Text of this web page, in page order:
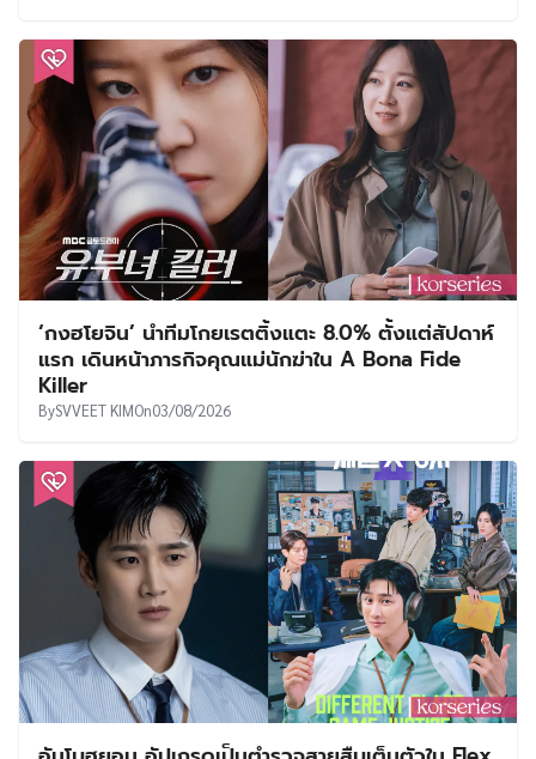
‘กงฮโยจิน’ นำทีมโกยเรตติ้งแตะ 8.0% ตั้งแต่สัปดาห์
แรก เดินหน้าภารกิจคุณแม่นักฆ่าใน A Bona Fide
Killer
BySVVEET KIMOn03/08/2026